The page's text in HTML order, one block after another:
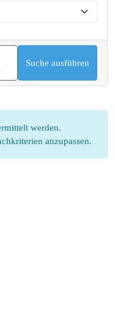
werden.
anzupassen.